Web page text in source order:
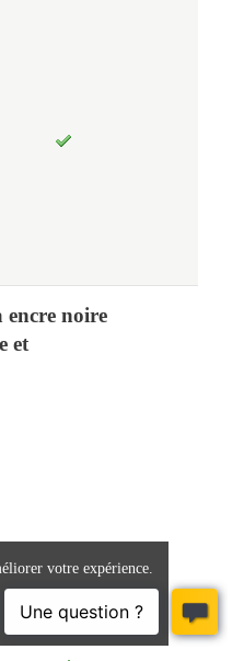
encre noire
et
votre expérience.